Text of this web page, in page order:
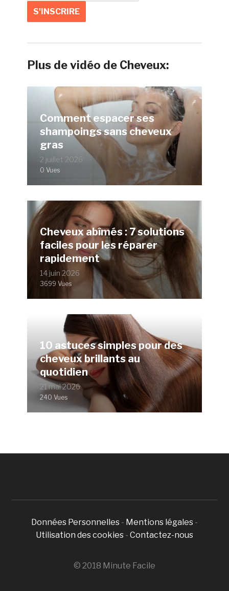
Plus de vidéo de Cheveux:
Comment espacer ses
shampoings sans cheveux
gras
2 juillet 2026
0 Vues
Cheveux abîmés : 7 solutions
faciles pour les réparer
rapidement
14 juin 2026
3699 Vues
10 astuces simples pour des
cheveux brillants au
quotidien
21 mai 2026
240 Vues
Données Personnelles - Mentions légales -
Utilisation des cookies - Contactez-nous
© 2018 Minute Facile